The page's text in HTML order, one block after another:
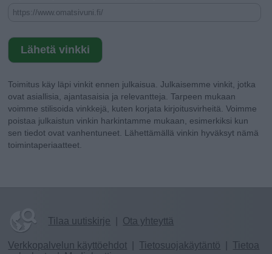
Toimitus käy läpi vinkit ennen julkaisua. Julkaisemme vinkit, jotka
ovat asiallisia, ajantasaisia ja relevantteja. Tarpeen mukaan
voimme stilisoida vinkkejä, kuten korjata kirjoitusvirheitä. Voimme
poistaa julkaistun vinkin harkintamme mukaan, esimerkiksi kun
sen tiedot ovat vanhentuneet. Lähettämällä vinkin hyväksyt nämä
toimintaperiaatteet.
Tilaa uutiskirje Ota yhteyttä
Verkkopalvelun käyttöehdot Tietosuojakäytäntö
Tietoa